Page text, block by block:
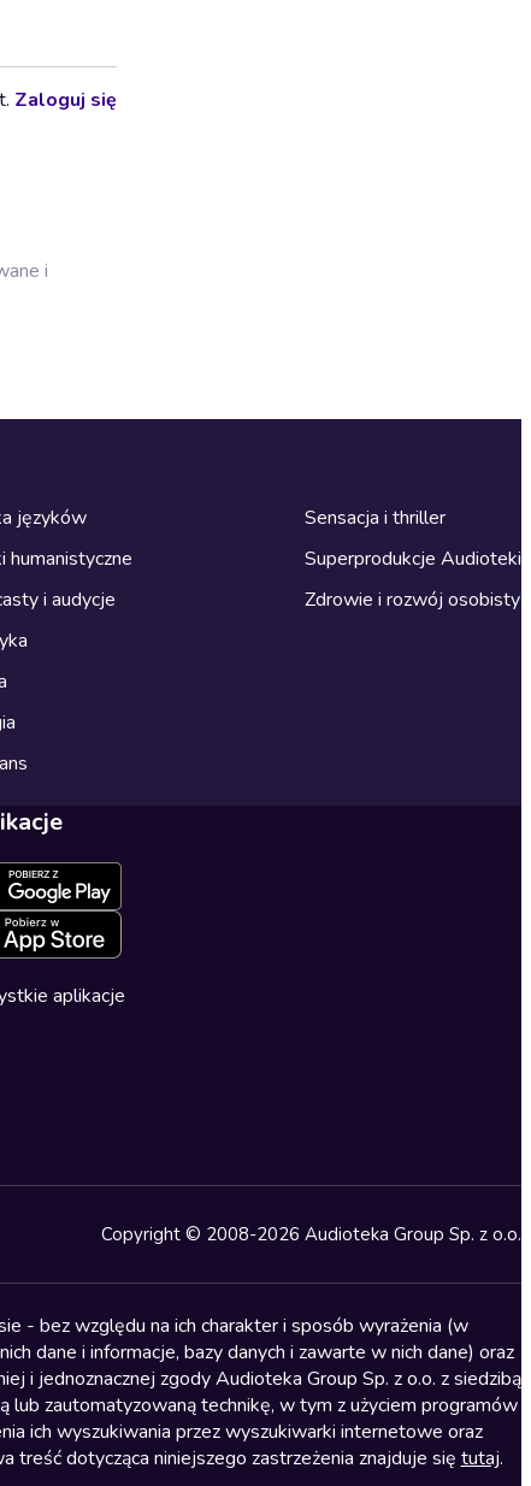
Zaloguj się
i
języków
humanistyczne
i audycje
Sensacja i thriller
Superprodukcje Audioteki
Zdrowie i rozwój osobisty
aplikacje
Copyright © 2008-2026 Audioteka Group Sp. z o.o.
- bez względu na ich charakter i sposób wyrażenia (w
dane i informacje, bazy danych i zawarte w nich dane) oraz
i jednoznacznej zgody Audioteka Group Sp. z o.o. z siedzibą
zautomatyzowaną technikę, w tym z użyciem programów
ich wyszukiwania przez wyszukiwarki internetowe oraz
treść dotycząca niniejszego zastrzeżenia znajduje się tutaj.